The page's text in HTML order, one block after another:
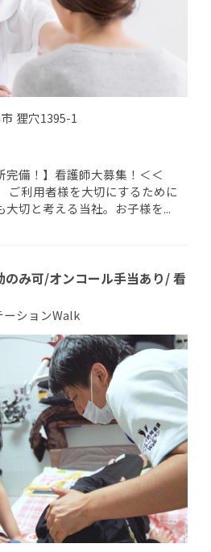
狸穴1395-1
完備！】看護師大募集！＜＜
ご利用者様を大切にするために
切と考える当社。お子様を...
み可/オンコール手当あり/ 看
ーションWalk